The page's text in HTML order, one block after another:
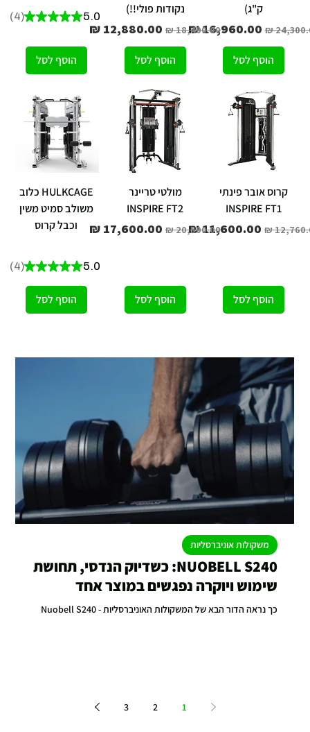
ק"ג)
רגיל מחיר מבצע
הוסף לסל
נקודות פולי!!)
מחיר רגיל מחיר מבצע
הוסף לסל
5.0
★
★
★
★
★
44
הוסף לסל
קרוס אובר פינתי
INSPIRE FT1
רגיל מחיר מבצע
הוסף לסל
מולטי טריינר
INSPIRE FT2
מחיר רגיל‏20,500.00 ‏₪ מחיר מבצע
הוסף לסל
HULKCAGE כלוב
משולב סמיט משין
וכבל קרוס
5.0
★
★
★
★
★
44
הוסף לסל
NUOBELL S240: כשדיוק הנדסי, תחושת
שימוש ויוקרה נפגשים במוצר אחד
כך נראה הדור הבא של המשקולות האוניברסליות - Nuobell S240
משקולות אוניברסליות
1
2
3